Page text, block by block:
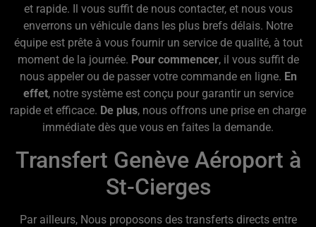
et rapide. Il vous suffit de nous contacter, et nous vous
enverrons un véhicule dans les plus brefs délais. Notre
équipe est prête à vous fournir un service de qualité, à tout
moment de la journée. Pour commencer, il vous suffit de
nous appeler ou de passer votre commande en ligne. En
effet, notre système est conçu pour garantir un service
rapide et efficace. De plus, nous offrons une prise en charge
immédiate dès que vous en faites la demande.
Transfert Genève Aéroport à
St-Cierges
Par ailleurs, Nous proposons des transferts directs entre